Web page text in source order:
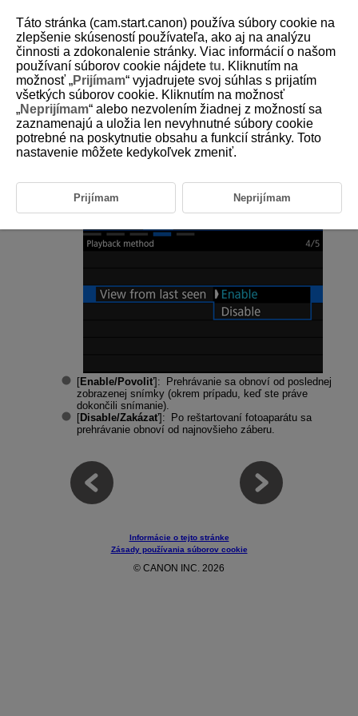
D388-167
Obnovenie predchádzajúceho
prehrávania
Vyberte položku [
Vyberte požadovanú možnosť.
[Enable/Povoliť]: Prehrávanie sa obnoví od poslednej
zobrazenej snímky (okrem prípadu, keď ste práve
dokončili snímanie).
[Disable/Zakázať]: Po reštartovaní fotoaparátu sa
prehrávanie obnoví od najnovšieho záberu.
Informácie o tejto stránke
Zásady používania súborov cookie
© CANON INC. 2026
Táto stránka (cam.start.canon) používa súbory cookie na
zlepšenie skúseností používateľa, ako aj na analýzu
činnosti a zdokonalenie stránky. Viac informácií o našom
používaní súborov cookie nájdete tu. Kliknutím na
možnosť „Prijímam“ vyjadrujete svoj súhlas s prijatím
všetkých súborov cookie. Kliknutím na možnosť
„Neprijímam“ alebo nezvolením žiadnej z možností sa
zaznamenajú a uložia len nevyhnutné súbory cookie
potrebné na poskytnutie obsahu a funkcií stránky. Toto
nastavenie môžete kedykoľvek zmeniť.
Prijímam Neprijímam